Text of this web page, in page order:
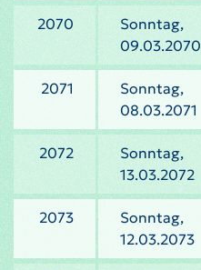
2070
Sonntag,
09.03.2070
2071
Sonntag,
08.03.2071
2072
Sonntag,
13.03.2072
2073
Sonntag,
12.03.2073